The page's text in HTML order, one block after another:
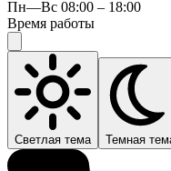
Пн—Вс 08:00 – 18:00
Время работы
Светлая тема Темная